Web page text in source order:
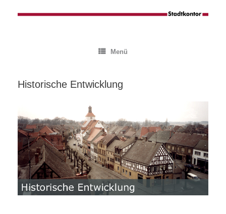
Menü
Historische Entwicklung